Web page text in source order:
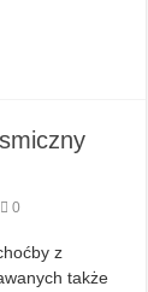
0
z
także